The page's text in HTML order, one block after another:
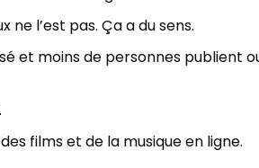
l’est pas. Ça a du sens.
et moins de personnes publient
films et de la musique en ligne.